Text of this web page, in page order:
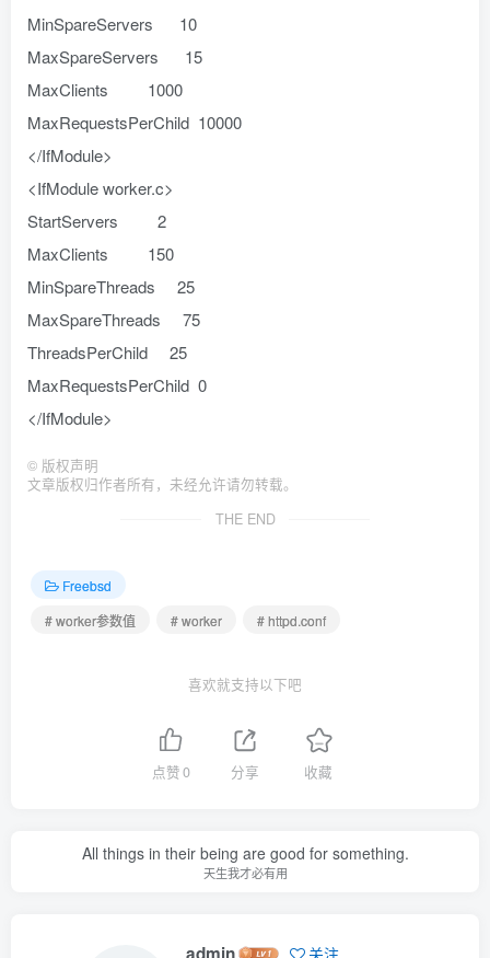
MinSpareServers 10
MaxSpareServers 15
MaxClients 1000
MaxRequestsPerChild 10000
</IfModule>
<IfModule worker.c>
StartServers 2
MaxClients 150
MinSpareThreads 25
MaxSpareThreads 75
ThreadsPerChild 25
MaxRequestsPerChild 0
</IfModule>
© 版权声明
文章版权归作者所有，未经允许请勿转载。
THE END
Freebsd
# worker参数值
# worker # httpd.conf
喜欢就支持以下吧
点赞0 分享 收藏
All things in their being are good for something.
天生我才必有用
关注